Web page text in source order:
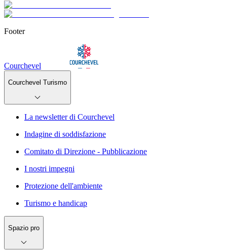
Footer
Courchevel
Courchevel Turismo
La newsletter di Courchevel
Indagine di soddisfazione
Comitato di Direzione - Pubblicazione
I nostri impegni
Protezione dell'ambiente
Turismo e handicap
Spazio pro